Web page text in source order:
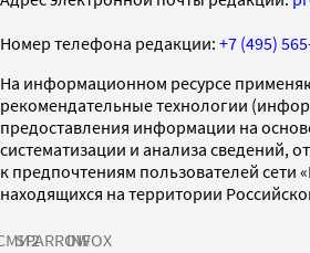
Номер телефона редакции: +7 (495)
На информационном ресурсе
рекомендательные технологии
предоставления информации на
систематизации и анализа сведений,
к предпочтениям пользователей сети
находящихся на территории
SPARROWINFOX